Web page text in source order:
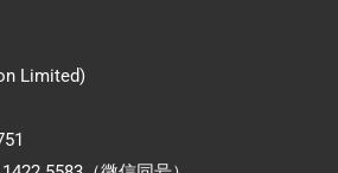
Limited)